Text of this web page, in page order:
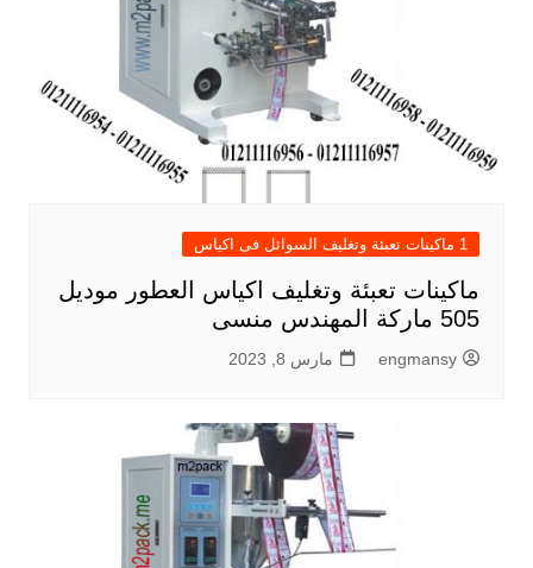
1 ماكينات تعبئة وتغليف السوائل فى اكياس
ماكينات تعبئة وتغليف اكياس العطور موديل
505 ماركة المهندس منسى
engmansy مارس 8, 2023